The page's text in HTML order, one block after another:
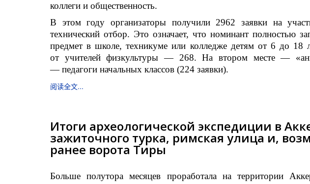
коллеги и общественность.
В этом году организаторы получили 2962 заявки на
технический отбор. Это означает, что номинант полностью
предмет в школе, техникуме или колледже детям от 6 до 18
от учителей физкультуры — 268. На втором месте —
— педагоги начальных классов (224 заявки).
阅读全文...
Итоги археологической экспедиции в
зажиточного турка, римская улица и,
ранее ворота Тиры
Больше полутора месяцев проработала на территории